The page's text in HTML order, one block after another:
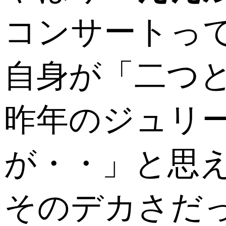
コンサートっ
自身が「二つ
昨年のジュリ
が・・」と思
そのデカさだ